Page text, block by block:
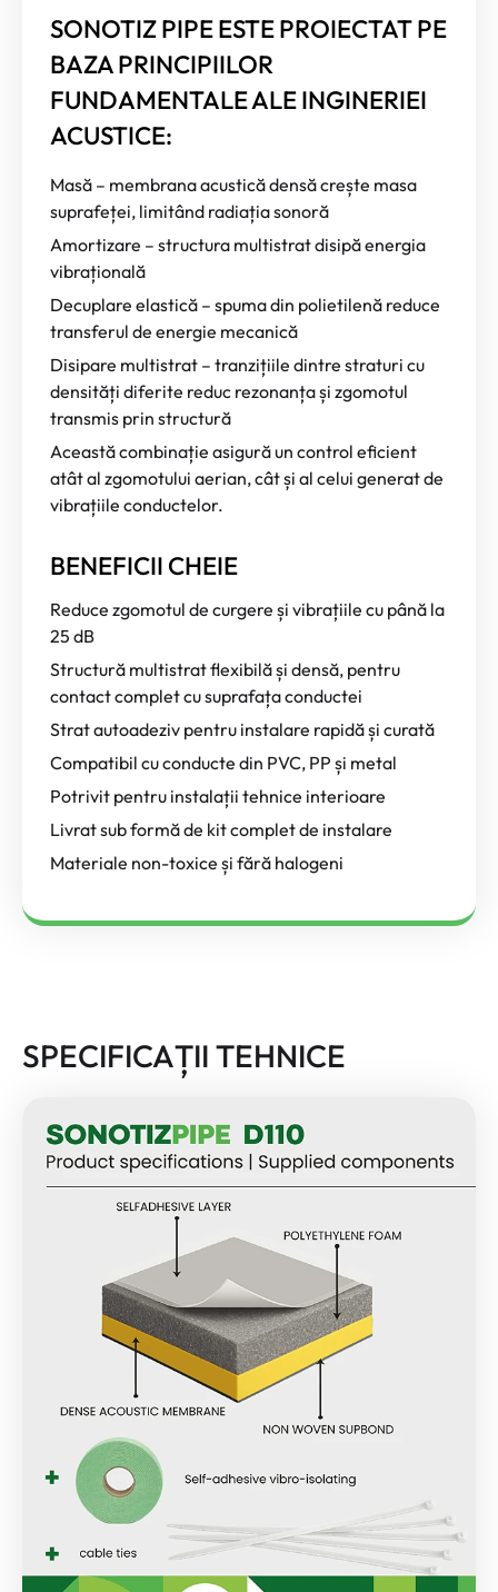
SONOTIZ PIPE ESTE PROIECTAT PE
BAZA PRINCIPIILOR
FUNDAMENTALE ALE INGINERIEI
ACUSTICE:
Masă – membrana acustică densă crește masa
suprafeței, limitând radiația sonoră
Amortizare – structura multistrat disipă energia
vibrațională
Decuplare elastică – spuma din polietilenă reduce
transferul de energie mecanică
Disipare multistrat – tranzițiile dintre straturi cu
densități diferite reduc rezonanța și zgomotul
transmis prin structură
Această combinație asigură un control eficient
atât al zgomotului aerian, cât și al celui generat de
vibrațiile conductelor.
BENEFICII CHEIE
Reduce zgomotul de curgere și vibrațiile cu până la
25 dB
Structură multistrat flexibilă și densă, pentru
contact complet cu suprafața conductei
Strat autoadeziv pentru instalare rapidă și curată
Compatibil cu conducte din PVC, PP și metal
Potrivit pentru instalații tehnice interioare
Livrat sub formă de kit complet de instalare
Materiale non-toxice și fără halogeni
SPECIFICAȚII TEHNICE